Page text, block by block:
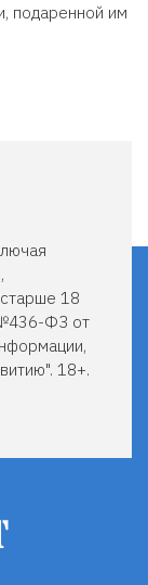
подаренной им
18
№436-ФЗ от
18+.